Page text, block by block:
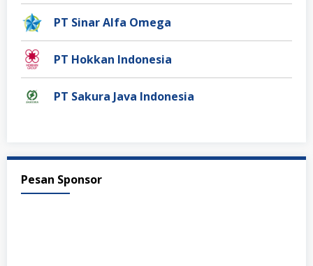
PT Sinar Alfa Omega
PT Hokkan Indonesia
PT Sakura Java Indonesia
Pesan Sponsor